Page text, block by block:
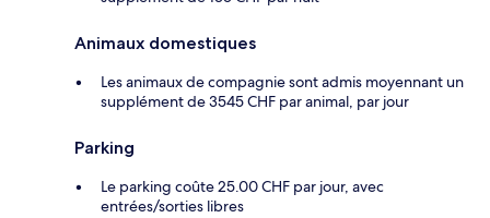
Animaux domestiques
Les animaux de compagnie sont admis moyennant un
supplément de 3545 CHF par animal, par jour
Parking
Le parking coûte 25.00 CHF par jour, avec
entrées/sorties libres